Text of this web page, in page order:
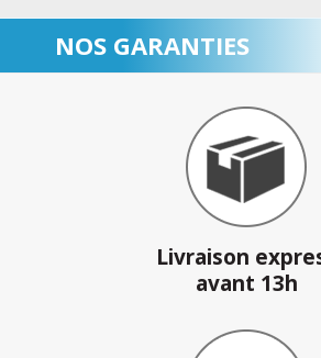
NOS GARANTIES
Livraison
avant 13h